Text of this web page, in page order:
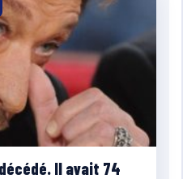
Il avait 74